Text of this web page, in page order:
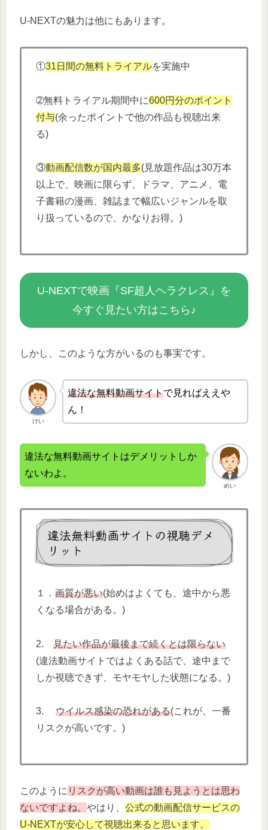
U-NEXTの魅力は他にもあります。
①31日間の無料トライアルを実施中
➁無料トライアル期間中に600円分のポイント
付与(余ったポイントで他の作品も視聴出来
る)
③動画配信数が国内最多(見放題作品は30万本
以上で、映画に限らず、ドラマ、アニメ、電
子書籍の漫画、雑誌まで幅広いジャンルを取
り扱っているので、かなりお得。)
U-NEXTで映画『SF超人ヘラクレス』を
今すぐ見たい方はこちら♪
しかし、このような方がいるのも事実です。
けい
違法な無料動画サイトで見ればええや
ん！
めい
違法な無料動画サイトはデメリットしか
ないわよ。
違法無料動画サイトの視聴デメ
リット
１． 画質が悪い(始めはよくても、途中から悪
くなる場合がある。)
2. 見たい作品が最後まで続くとは限らない
(違法動画サイトではよくある話で、途中まで
しか視聴できず、モヤモヤした状態になる。)
3. ウイルス感染の恐れがある(これが、一番
リスクが高いです。)
このように リスクが高い動画は誰も見ようとは思わ
ないですよね。 やはり、 公式の動画配信サービスの
U-NEXTが安心して視聴出来ると思います。